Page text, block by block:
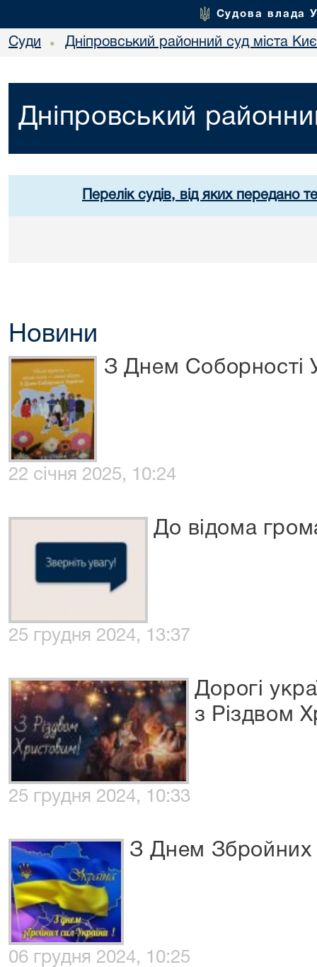
Судова влада
Суди • Дніпровський районний суд міста
Дніпровський
Перелік судів, від яких передано
Новини
З Днем Соборності
22 січня 2025, 10:24
До відома
25 грудня 2024, 13:37
Дорогі
з Різдвом
25 грудня 2024, 10:33
З Днем Збройних
06 грудня 2024, 10:25